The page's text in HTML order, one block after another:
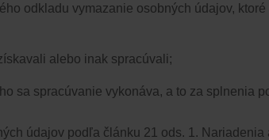
odkladu vymazanie osobných údajov,
alebo inak spracúvali;
sa spracúvanie vykonáva, a to za splnenia
údajov podľa článku 21 ods. 1.